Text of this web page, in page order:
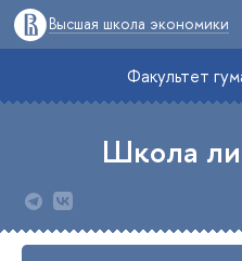
Высшая школа экономики
Факультет
Школа